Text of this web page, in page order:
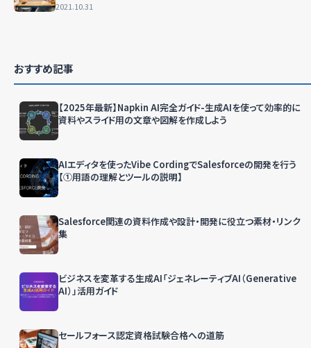
2021.10.31
おすすめ記事
【2025年最新】Napkin AI完全ガイド-生成AIを使って効率的に
資料やスライド用の文章や図解を作成しよう
AIエディタを使ったVibe CordingでSalesforceの開発を行う
【①用語の理解とツールの説明】
Salesforce関連の資料作成や設計・開発に役立つ素材・リンク
集
ビジネスを変革する生成AI「ジェネレーティブAI（Generative
AI）」活用ガイド
セールフォース認定資格試験合格への道筋